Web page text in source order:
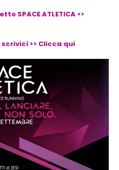
SPACE ATLETICA >>
>> Clicca qui